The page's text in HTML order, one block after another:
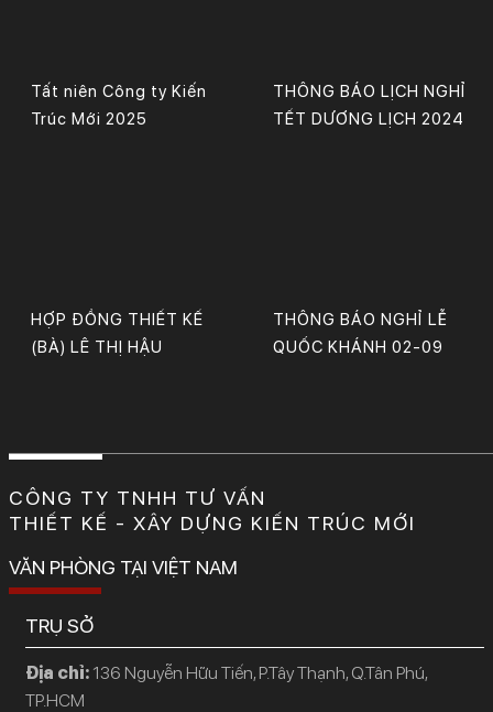
Tất niên Công ty Kiến
Trúc Mới 2025
THÔNG BÁO LỊCH NGHỈ
TẾT DƯƠNG LỊCH 2024
HỢP ĐỒNG THIẾT KẾ
(BÀ) LÊ THỊ HẬU
THÔNG BÁO NGHỈ LỄ
QUỐC KHÁNH 02-09
CÔNG TY TNHH TƯ VẤN
THIẾT KẾ - XÂY DỰNG KIẾN TRÚC MỚI
VĂN PHÒNG TẠI VIỆT NAM
TRỤ SỞ
Địa chỉ: 136 Nguyễn Hữu Tiến, P.Tây Thạnh, Q.Tân Phú,
TP.HCM